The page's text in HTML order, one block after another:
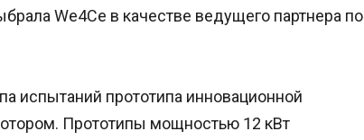
We4Ce в качестве ведущего партнера по
испытаний прототипа инновационной
Прототипы мощностью 12 кВт